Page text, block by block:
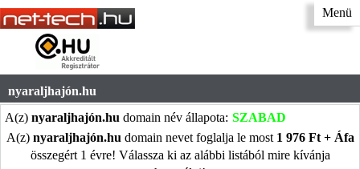
Menü
nyaraljhajón.hu
A(z) nyaraljhajón.hu domain név állapota: SZABAD
A(z) nyaraljhajón.hu domain nevet foglalja le most 1 976 Ft + Áfa
összegért 1 évre! Válassza ki az alábbi listából mire kívánja